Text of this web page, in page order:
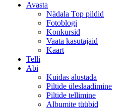
Avasta
Nädala Top pildid
Fotoblogi
Konkursid
Vaata kasutajaid
Kaart
Telli
Abi
Kuidas alustada
Piltide üleslaadimine
Piltide tellimine
Albumite tüübid